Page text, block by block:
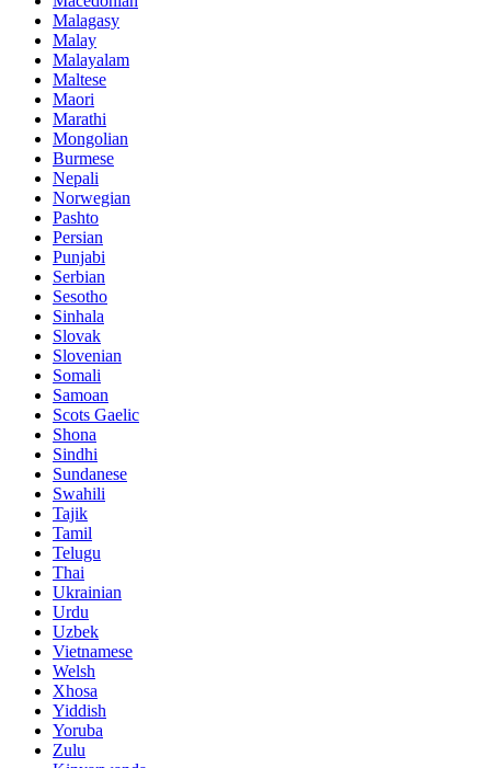
Malagasy
Malay
Malayalam
Maltese
Maori
Marathi
Mongolian
Burmese
Nepali
Norwegian
Pashto
Persian
Punjabi
Serbian
Sesotho
Sinhala
Slovak
Slovenian
Somali
Samoan
Scots Gaelic
Shona
Sindhi
Sundanese
Swahili
Tajik
Tamil
Telugu
Thai
Ukrainian
Urdu
Uzbek
Vietnamese
Welsh
Xhosa
Yiddish
Yoruba
Zulu